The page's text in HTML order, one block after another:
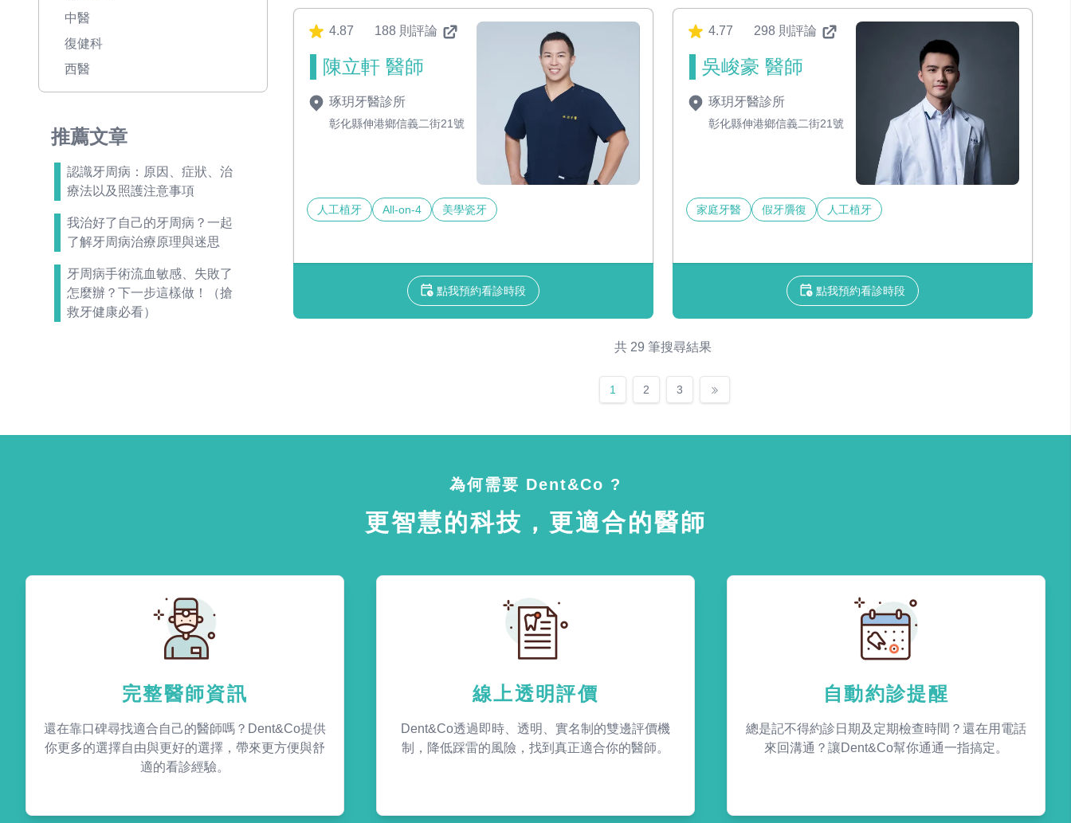
中醫
復健科
西醫
推薦文章
認識牙周病：原因、症狀、治
療法以及照護注意事項
我治好了自己的牙周病？一起
了解牙周病治療原理與迷思
牙周病手術流血敏感、失敗了
怎麼辦？下一步這樣做！（搶
救牙健康必看）
4.87 188 則評論
陳立軒 醫師
琢玥牙醫診所
彰化縣伸港鄉信義二街21號
人工植牙 All-on-4 美學瓷牙
點我預約看診時段
4.77 298 則評論
吳峻豪 醫師
琢玥牙醫診所
彰化縣伸港鄉信義二街21號
家庭牙醫 假牙贗復 人工植牙
點我預約看診時段
共 29 筆搜尋結果
1 2 3
為何需要 Dent&Co ?
更智慧的科技，更適合的醫師
完整醫師資訊
還在靠口碑尋找適合自己的醫師嗎？Dent&Co提供
你更多的選擇自由與更好的選擇，帶來更方便與舒
適的看診經驗。
線上透明評價
Dent&Co透過即時、透明、實名制的雙邊評價機
制，降低踩雷的風險，找到真正適合你的醫師。
自動約診提醒
總是記不得約診日期及定期檢查時間？還在用電話
來回溝通？讓Dent&Co幫你通通一指搞定。